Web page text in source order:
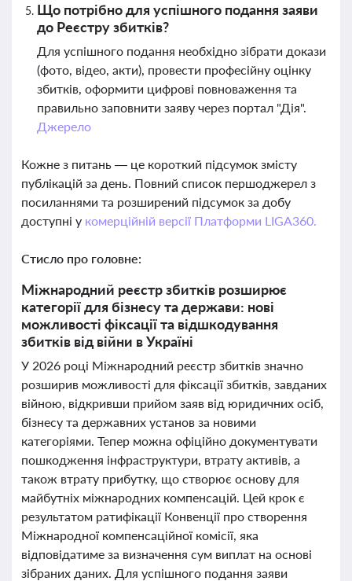
Що потрібно для успішного подання заяви
до Реєстру збитків?
Для успішного подання необхідно зібрати докази
(фото, відео, акти), провести професійну оцінку
збитків, оформити цифрові повноваження та
правильно заповнити заяву через портал "Дія".
Джерело
Кожне з питань — це короткий підсумок змісту
публікацій за день. Повний список першоджерел з
посиланнями та розширений підсумок за добу
доступні у комерційній версії Платформи LIGA360.
Стисло про головне:
Міжнародний реєстр збитків розширює
категорії для бізнесу та держави: нові
можливості фіксації та відшкодування
збитків від війни в Україні
У 2026 році Міжнародний реєстр збитків значно
розширив можливості для фіксації збитків, завданих
війною, відкривши прийом заяв від юридичних осіб,
бізнесу та державних установ за новими
категоріями. Тепер можна офіційно документувати
пошкодження інфраструктури, втрату активів, а
також втрату прибутку, що створює основу для
майбутніх міжнародних компенсацій. Цей крок є
результатом ратифікації Конвенції про створення
Міжнародної компенсаційної комісії, яка
відповідатиме за визначення сум виплат на основі
зібраних даних. Для успішного подання заяви